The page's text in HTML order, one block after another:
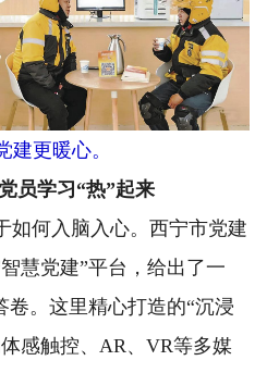
建更暖心。
员学习“热”起来
何入脑入心。西宁市党建
慧党建”平台，给出了一
卷。这里精心打造的“沉浸
感触控、AR、VR等多媒